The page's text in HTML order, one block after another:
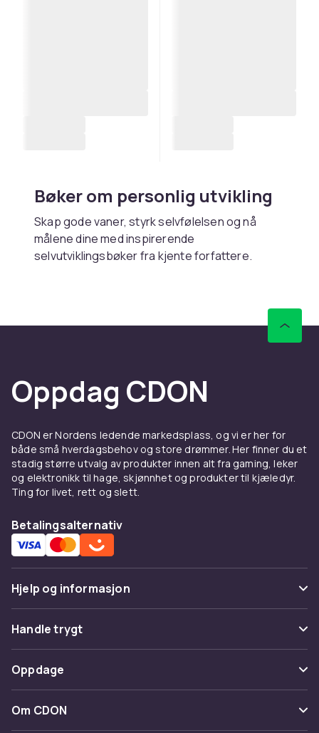
Bøker om personlig utvikling
Skap gode vaner, styrk selvfølelsen og nå
målene dine med inspirerende
selvutviklingsbøker fra kjente forfattere.
Oppdag CDON
CDON er Nordens ledende markedsplass, og vi er her for
både små hverdagsbehov og store drømmer. Her finner du et
stadig større utvalg av produkter innen alt fra gaming, leker
og elektronikk til hage, skjønnhet og produkter til kjæledyr.
Ting for livet, rett og slett.
Betalingsalternativ
Hjelp og informasjon
Vanlige spørsmål
Spor pakke
Angre & returner her
Kontakt oss
Handle trygt
Betaling
Levering
Oppdage
Kategorier
Om CDON